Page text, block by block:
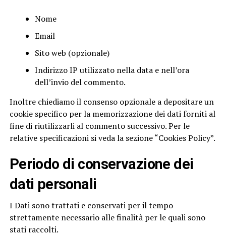
Nome
Email
Sito web (opzionale)
Indirizzo IP utilizzato nella data e nell’ora
dell’invio del commento.
Inoltre chiediamo il consenso opzionale a depositare un
cookie specifico per la memorizzazione dei dati forniti al
fine di riutilizzarli al commento successivo. Per le
relative specificazioni si veda la sezione “Cookies Policy”.
Periodo di conservazione dei
dati personali
I Dati sono trattati e conservati per il tempo
strettamente necessario alle finalità per le quali sono
stati raccolti.